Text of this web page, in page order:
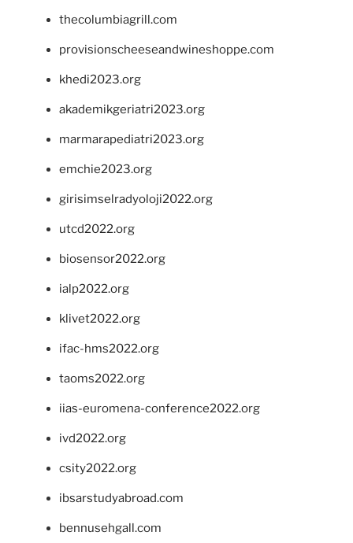
thecolumbiagrill.com
provisionscheeseandwineshoppe.com
khedi2023.org
akademikgeriatri2023.org
marmarapediatri2023.org
emchie2023.org
girisimselradyoloji2022.org
utcd2022.org
biosensor2022.org
ialp2022.org
klivet2022.org
ifac-hms2022.org
taoms2022.org
iias-euromena-conference2022.org
ivd2022.org
csity2022.org
ibsarstudyabroad.com
bennusehgall.com